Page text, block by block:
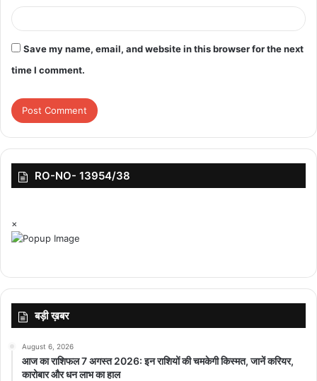
भदौरिया, सांसद राजबहादुर सिंह, विधायक महेश राय, गौरव सिरोठिया सहित अनेक
Save my name, email, and website in this browser for the next
time I comment.
RO-NO- 13954/38
×
बड़ी ख़बर
August 6, 2026
आज का राशिफल 7 अगस्त 2026: इन राशियों की चमकेगी किस्मत, जानें करियर,
कारोबार और धन लाभ का हाल